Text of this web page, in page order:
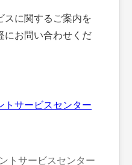
に関するご案内を
にお問い合わせくだ
トサービスセンター
トサービスセンター